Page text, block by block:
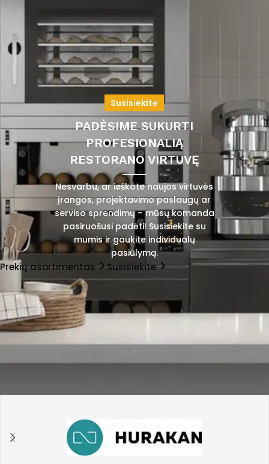
Susisiekite
PADĖSIME SUKURTI
PROFESIONALIĄ
RESTORANO VIRTUVĘ
Nesvarbu, ar ieškote naujos virtuvės
įrangos, projektavimo paslaugų ar
serviso sprendimų – mūsų komanda
pasiruošusi padėti! Susisiekite su
mumis ir gaukite individualų
pasiūlymą.
Prekių asortimentas Susisiekite